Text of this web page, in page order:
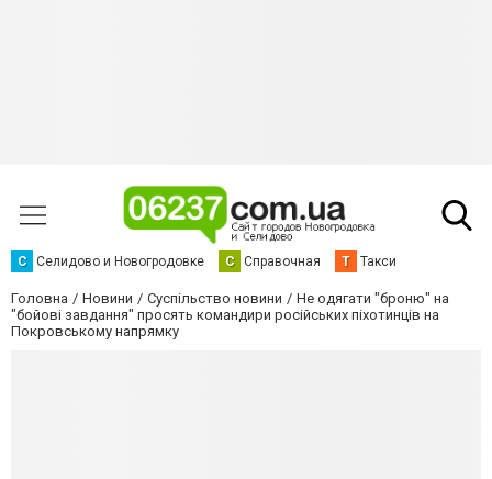
С Селидово и Новогродовке С Справочная Т Такси
Головна Новини Суспільство новини
Не одягати "броню" на
"бойові завдання" просять командири російських піхотинців на
Покровському напрямку